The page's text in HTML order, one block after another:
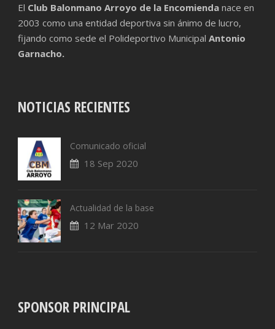
El Club Balonmano Arroyo de la Encomienda nace en
2003 como una entidad deportiva sin ánimo de lucro,
fijando como sede el Polideportivo Municipal Antonio
Garnacho.
NOTICIAS RECIENTES
Comunicado oficial
18 Sep 2020
Actualidad de la base
12 Mar 2020
SPONSOR PRINCIPAL